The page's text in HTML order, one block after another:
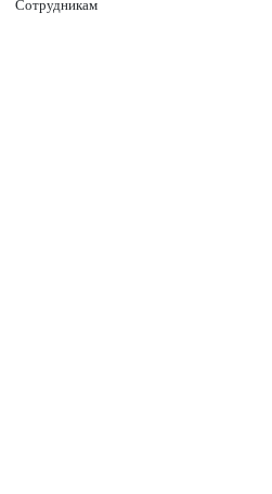
Сотрудникам